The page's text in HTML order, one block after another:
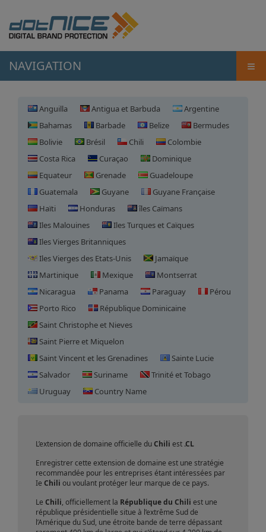
NAVIGATION ≡
Anguilla Antigua et Barbuda
Argentine
Bahamas
Barbade Belize
Bermudes
Bolivie
Brésil Chili
Colombie
Costa Rica
Curaçao
Dominique
Equateur
Grenade
Guadeloupe
Guatemala
Guyane
Guyane Française
Haïti
Honduras
îles Caïmans
Iles Malouines
Iles Turques et Caïques
Iles Vierges Britanniques
Iles Vierges des Etats-Unis
Jamaïque
Martinique
Mexique
Montserrat
Nicaragua
Panama Paraguay
Pérou
Porto Rico
République Dominicaine
Saint Christophe et Nieves
Saint Pierre et Miquelon
Saint Vincent et les Grenadines
Sainte Lucie
Salvador
Suriname
Trinité et Tobago
Uruguay
Country Name
Enregistrement de domaine
en Chili
L’extension de domaine officielle duChili est .CL
Enregistrer cette extension de domaine est une stratégie
recommandée pour les entreprises étant intéressées par
Ie Chili ou voulant protéger leur marque de ce pays.
Le Chili, officiellement la République du Chili est une
république présidentielle situe à l’extrême Sud de
l’Amérique du Sud, une étroite bande de terre dépassant